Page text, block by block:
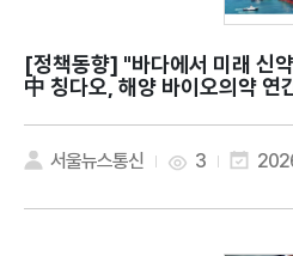
[정책동향]
中 칭다오, 해양 바이오의약 연
서울뉴스통신 3